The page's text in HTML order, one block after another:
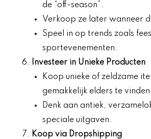
de “off-season”.
Verkoop ze later wanneer
Speel in op trends zoals
sportevenementen.
Investeer in Unieke Producten
Koop unieke of zeldzame
gemakkelijk elders te vinden
Denk aan antiek,
speciale uitgaven.
Koop via Dropshipping